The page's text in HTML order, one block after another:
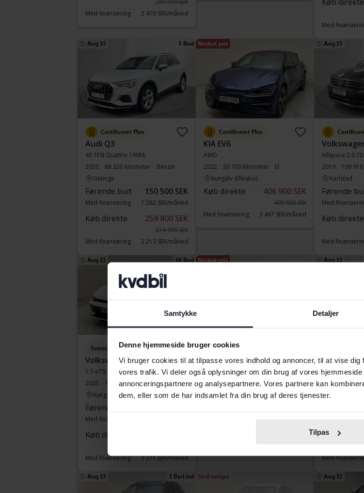
Samtykke Detaljer
Denne hjemmeside bruger cookies
Vi bruger cookies til at tilpasse vores indhold og annoncer, til at vise
vores trafik. Vi deler også oplysninger om din brug af vores
annonceringspartnere og analysepartnere. Vores partnere kan
dem, eller som de har indsamlet fra din brug af deres tjenester.
Tilpas
289 900 SEK
Med finansiering
2 410 SEK/måned
Med
Aug 13 3 Bud
Certificeret Plus
Audi Q3
40 TFSI Quattro 190hk
2020
88 320 kilometer
Benzin
Getinge
Førende bud 150 500 SEK
Med finansiering 1 282 SEK/måned
Køb direkte 259 800 SEK
274 900 SEK
Med finansiering
2 213 SEK/måned
Nedsat pris
Certificeret Plus
KIA EV6
AWD
2022
30 700 kilometer
El
Kungälv (Ellesbo)
Køb direkte 406 900 SEK
409 900 SEK
Med finansiering
3 467 SEK/måned
Aug 13
Allspace 2.0
2019
109
Karlstad
Førende
Med
Køb direkte
Med
Aug 13 16 Bud
Testet
Volkswagen Passat
1.5 eTSI Sportscombi
2025
10 870 kilometer
Benzin
Kungälv (Ellesbo)
Førende bud
Med finansiering
Køb direkte
Med finansiering
3 271 SEK/måned
Nedsat pris
Testet
Volvo V40
T2
2017
93 680 kilometer
Benzin
Kungälv (Ellesbo)
Aug 13
Volvo XC40
D4 AWD 190hk
2019
134
Køb direkte
Med
Aug 13 1 Byd ind Skal sælges Aug 12